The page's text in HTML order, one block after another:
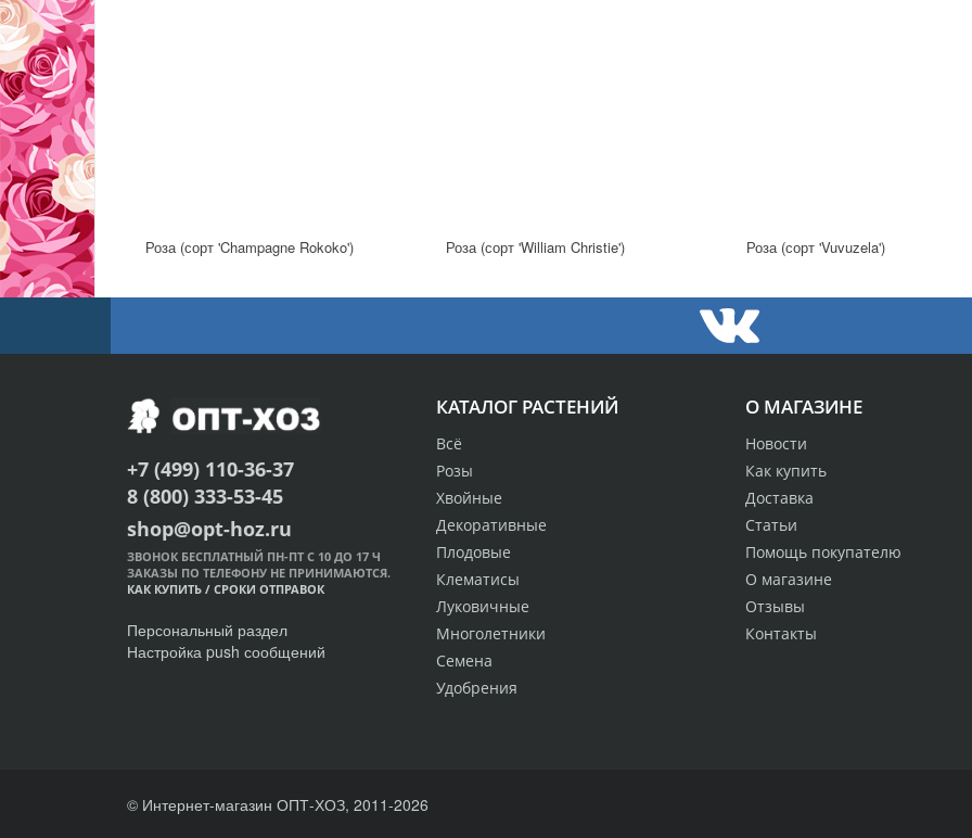
Роза (сорт 'Champagne Rokoko') Роза (сорт 'William Christie') Роза (сорт 'Vuvuzela')
О МАГАЗИНЕ
Новости
Как купить
Доставка
Статьи
Помощь покупателю
О магазине
Отзывы
Контакты
КАТАЛОГ РАСТЕНИЙ
Всё
Розы
Хвойные
Декоративные
Плодовые
Клематисы
Луковичные
Многолетники
Семена
Удобрения
+7 (499) 110-36-37
8 (800) 333-53-45
shop@opt-hoz.ru
ЗВОНОК БЕСПЛАТНЫЙ ПН-ПТ С 10 ДО 17 Ч
ЗАКАЗЫ ПО ТЕЛЕФОНУ НЕ ПРИНИМАЮТСЯ.
КАК КУПИТЬ / СРОКИ ОТПРАВОК
Персональный раздел
Настройка push сообщений
© Интернет-магазин ОПТ-ХОЗ, 2011-2026